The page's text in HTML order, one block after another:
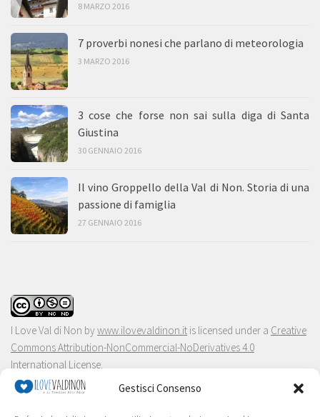
Gestisci Consenso
8 MARZO 2016
7 proverbi nonesi che parlano di meteorologia
3 MARZO 2016
3 cose che forse non sai sulla diga di Santa
Giustina
30 GENNAIO 2016
Il vino Groppello della Val di Non. Storia di una
passione di famiglia
27 GENNAIO 2016
I Love Val di Non bywww.ilovevaldinon.it is licensed under a Creative
Commons Attribution-NonCommercial-NoDerivatives 4.0
International License.